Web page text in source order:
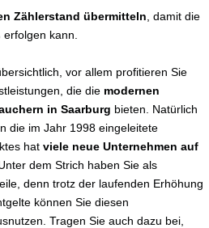
Zählerstand übermitteln , damit die
kann.
vor allem profitieren Sie
die die modernen
in Saarburg bieten. Natürlich
die im Jahr 1998 eingeleitete
hat viele neue Unternehmen auf
dem Strich haben Sie als
denn trotz der laufenden Erhöhung
können Sie diesen
Tragen Sie auch dazu bei,